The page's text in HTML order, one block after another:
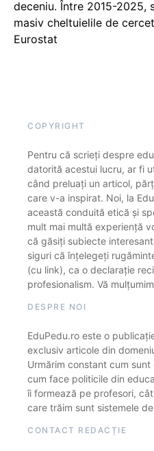
deceniu. Între 2015-2025,
masiv cheltuielile de
Eurostat
COPYRIGHT
Pentru că scrieți despre
datorită acestui lucru, ar fi
când preluați un articol,
care v-a inspirat. Noi, la
această conduită etică și
mult mai multă experiență
că găsiți subiecte
siguri că înțelegeți
(cu link), ca o declarație
profesionalism. Vă
DESPRE NOI
EduPedu.ro este o
exclusiv articole din
Urmărim constant cum
cum face politicile din
îi formează pe profesori,
care trăim sunt sistemele
CONTACT REDACȚIE